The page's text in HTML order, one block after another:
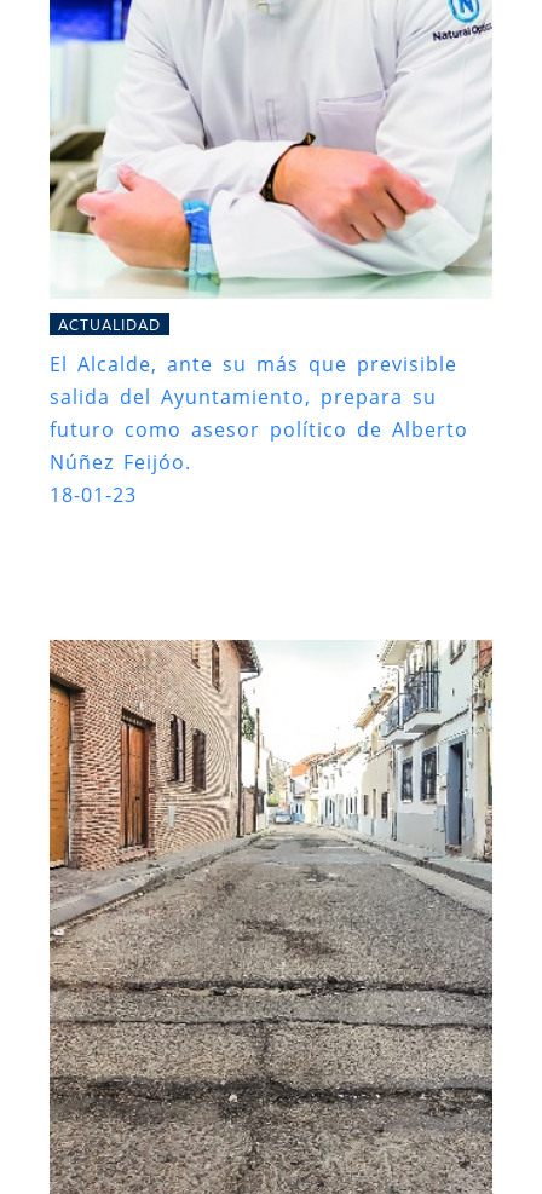
ACTUALIDAD
El Alcalde, ante su más que previsible
salida del Ayuntamiento, prepara su
futuro como asesor político de Alberto
Núñez Feijóo.
18-01-23